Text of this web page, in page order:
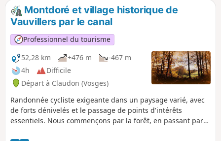
Montdoré et village historique de
Vauvillers par le canal
Professionnel du tourisme
52,28 km
+476 m
-467 m
4h
Difficile
Départ à Claudon (Vosges)
Randonnée cycliste exigeante dans un paysage varié, avec
de forts dénivelés et le passage de points d'intérêts
essentiels. Nous commençons par la forêt, en passant par